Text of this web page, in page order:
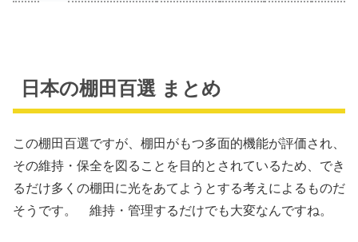
日本の棚田百選 まとめ
この棚田百選ですが、棚田がもつ多面的機能が評価され、
その維持・保全を図ることを目的とされているため、でき
るだけ多くの棚田に光をあてようとする考えによるものだ
そうです。 維持・管理するだけでも大変なんですね。